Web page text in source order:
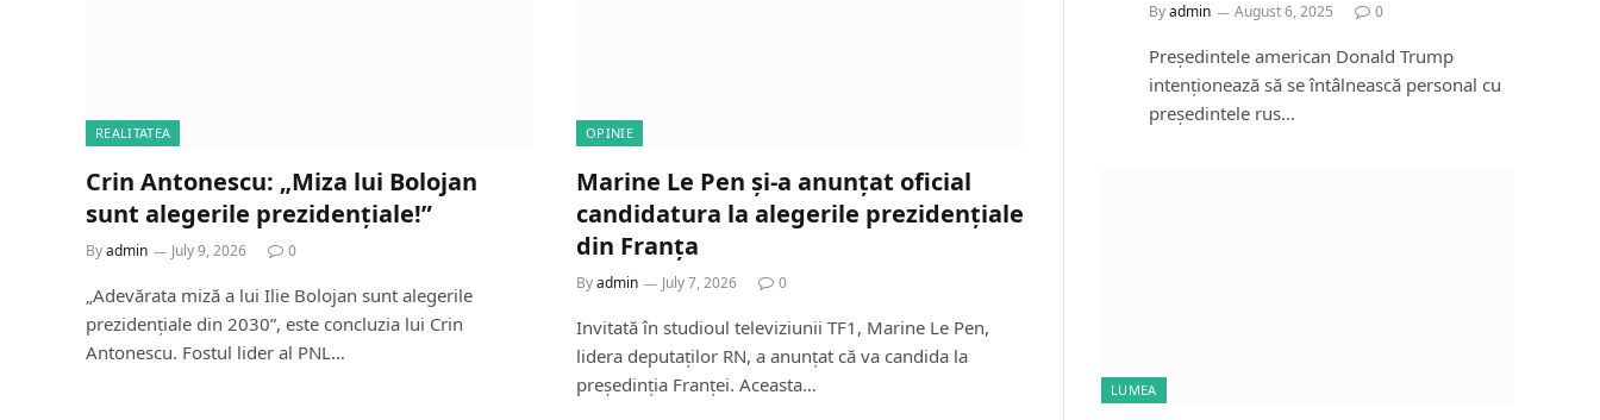
REALITATEA
Crin Antonescu: „Miza lui Bolojan
sunt alegerile prezidențiale!”
Byadmin July 9, 2026 0
„Adevărata miză a lui Ilie Bolojan sunt alegerile
prezidențiale din 2030”, este concluzia lui Crin
Antonescu. Fostul lider al PNL…
OPINIE
Marine Le Pen și-a anunțat oficial
candidatura la alegerile prezidențiale
din Franța
Byadmin July 7, 2026 0
Invitată în studioul televiziunii TF1, Marine Le Pen,
lidera deputaților RN, a anunțat că va candida la
președinția Franței. Aceasta…
Byadmin August 6, 2025 0
Președintele american Donald Trump
intenționează să se întâlnească personal cu
președintele rus…
LUMEA